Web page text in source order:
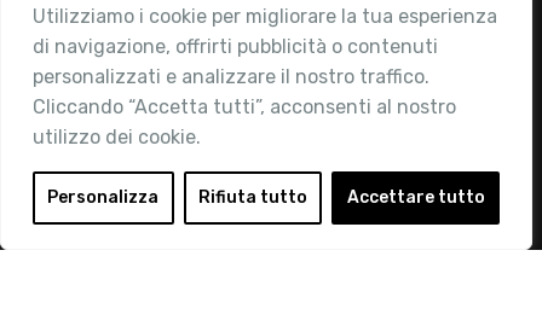
Utilizziamo i cookie per migliorare la tua esperienza
di navigazione, offrirti pubblicità o contenuti
personalizzati e analizzare il nostro traffico.
Cliccando “Accetta tutti”, acconsenti al nostro
utilizzo dei cookie.
Personalizza Rifiuta tutto Accettare tutto
Chi siamo
Attività
Contatti
Area Riservata
Login
Diventa Socio